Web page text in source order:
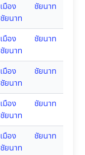
เมือง
ชัยนาท
ชัยนาท
เมือง
ชัยนาท
ชัยนาท
เมือง
ชัยนาท
ชัยนาท
เมือง
ชัยนาท
ชัยนาท
เมือง
ชัยนาท
ชัยนาท